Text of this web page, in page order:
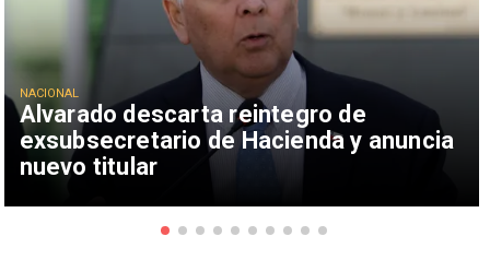
Alvarado descarta reintegro de
exsubsecretario de Hacienda y anuncia
nuevo titular
NACIONAL